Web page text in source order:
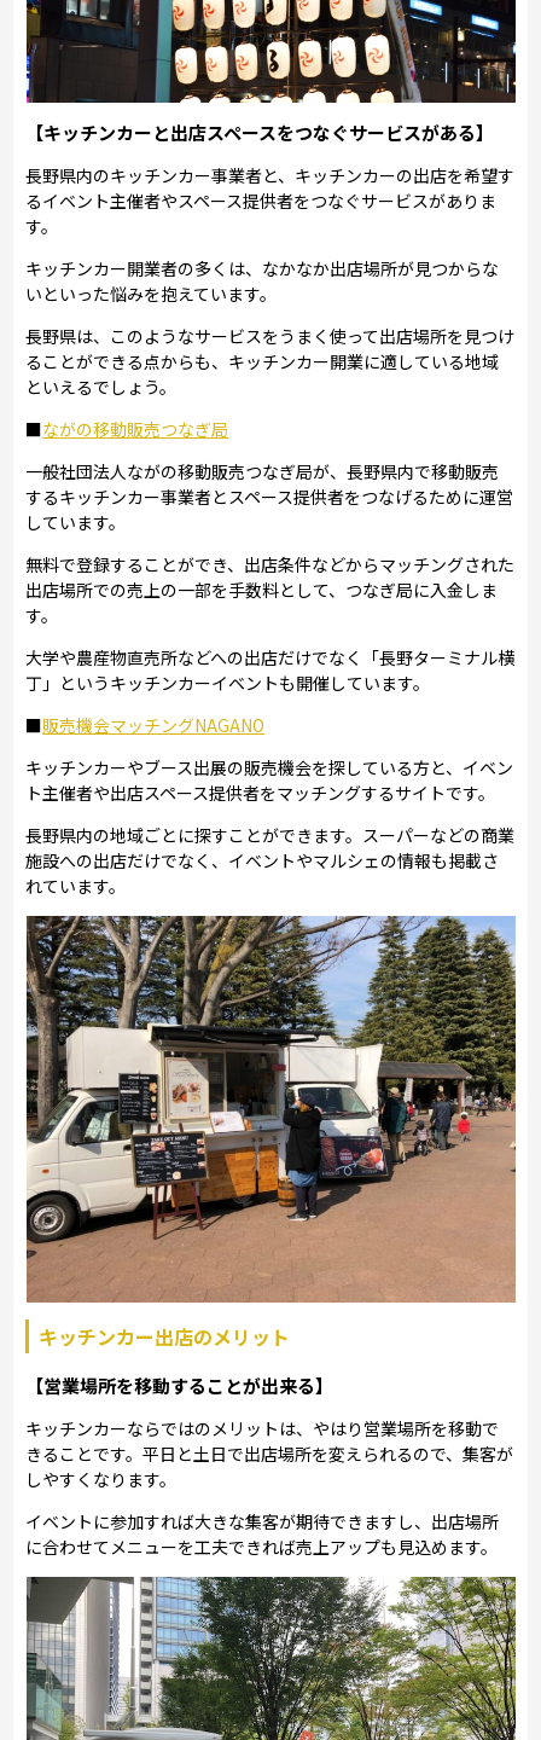
【キッチンカーと出店スペースをつなぐサービスがある】
長野県内のキッチンカー事業者と、キッチンカーの出店を希望す
るイベント主催者やスペース提供者をつなぐサービスがありま
す。
キッチンカー開業者の多くは、なかなか出店場所が見つからな
いといった悩みを抱えています。
長野県は、このようなサービスをうまく使って出店場所を見つけ
ることができる点からも、キッチンカー開業に適している地域
といえるでしょう。
■ながの移動販売つなぎ局
一般社団法人ながの移動販売つなぎ局が、長野県内で移動販売
するキッチンカー事業者とスペース提供者をつなげるために運営
しています。
無料で登録することができ、出店条件などからマッチングされた
出店場所での売上の一部を手数料として、つなぎ局に入金しま
す。
大学や農産物直売所などへの出店だけでなく「長野ターミナル横
丁」というキッチンカーイベントも開催しています。
■販売機会マッチングNAGANO
キッチンカーやブース出展の販売機会を探している方と、イベン
ト主催者や出店スペース提供者をマッチングするサイトです。
長野県内の地域ごとに探すことができます。スーパーなどの商業
施設への出店だけでなく、イベントやマルシェの情報も掲載さ
れています。
キッチンカー出店のメリット
【営業場所を移動することが出来る】
キッチンカーならではのメリットは、やはり営業場所を移動で
きることです。平日と土日で出店場所を変えられるので、集客が
しやすくなります。
イベントに参加すれば大きな集客が期待できますし、出店場所
に合わせてメニューを工夫できれば売上アップも見込めます。